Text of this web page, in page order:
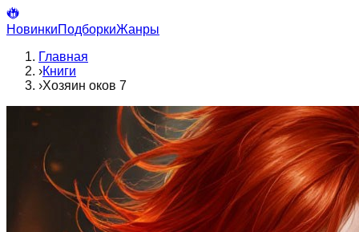
НовинкиПодборкиЖанры
Главная
›Книги
›Хозяин оков 7